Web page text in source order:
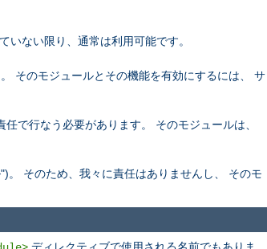
ない限り、通常は利用可能です。
そのモジュールとその機能を有効にするには、 サ
で行なう必要があります。 そのモジュールは、
。 そのため、我々に責任はありませんし、 そのモ